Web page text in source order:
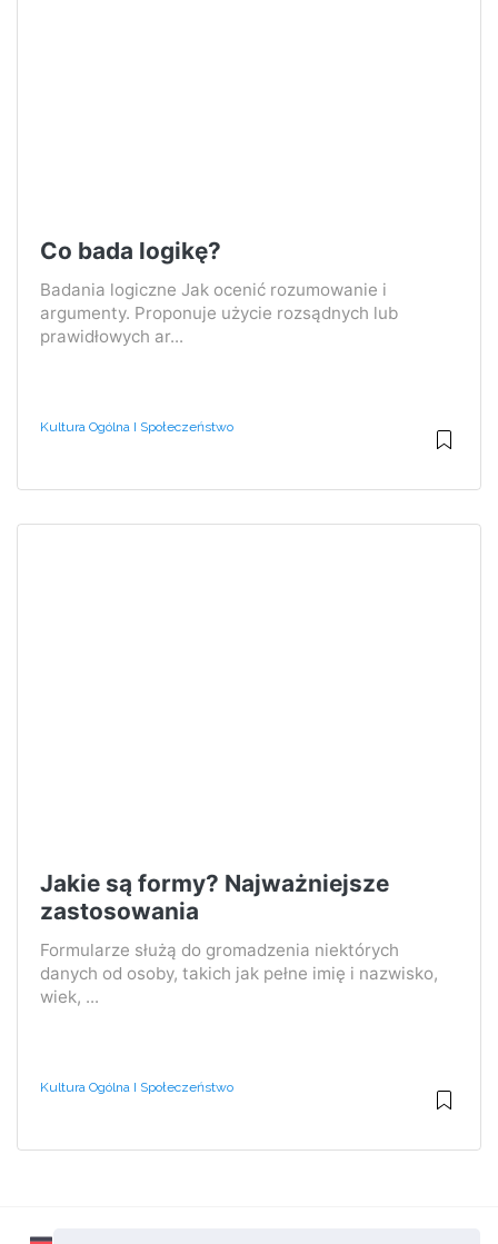
Co bada logikę?
Badania logiczne Jak ocenić rozumowanie i
argumenty. Proponuje użycie rozsądnych lub
prawidłowych ar...
Kultura Ogólna I Społeczeństwo
Jakie są formy? Najważniejsze
zastosowania
Formularze służą do gromadzenia niektórych
danych od osoby, takich jak pełne imię i nazwisko,
wiek, ...
Kultura Ogólna I Społeczeństwo